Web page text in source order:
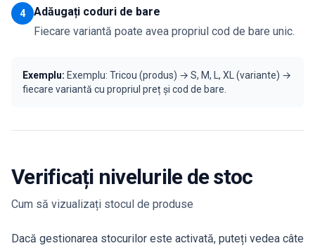
4
Adăugați coduri de bare
Fiecare variantă poate avea propriul cod de bare unic.
Exemplu: Exemplu: Tricou (produs) → S, M, L, XL (variante) →
fiecare variantă cu propriul preț și cod de bare.
Verificați nivelurile de stoc
Cum să vizualizați stocul de produse
Dacă gestionarea stocurilor este activată, puteți vedea câte